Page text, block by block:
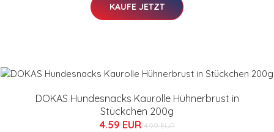
KAUFE JETZT
DOKAS Hundesnacks Kaurolle Hühnerbrust in
Stückchen 200g
4.59 EUR 4.99 EUR